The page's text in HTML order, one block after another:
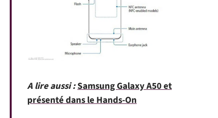
A lire aussi :Samsung Galaxy A50 et
présenté dans le Hands-On